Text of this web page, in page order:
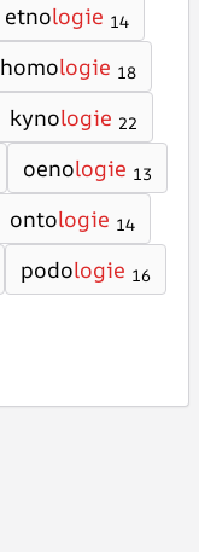
etnologie 14
homologie 18
kynologie 22
oenologie 13
ontologie 14
podologie 16